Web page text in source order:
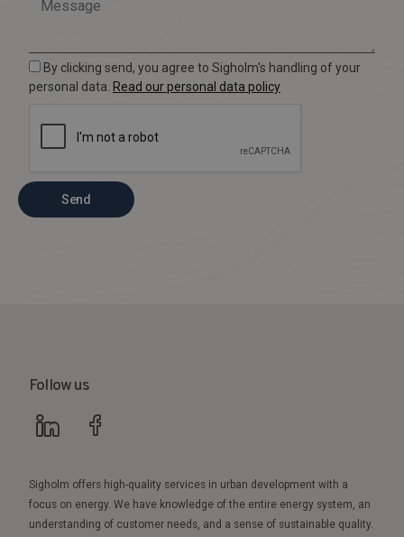
By clicking send, you agree to Sigholm's handling of your
personal data. Read our personal data policy
Send
Follow us
Sigholm offers high-quality services in urban development with a
focus on energy. We have knowledge of the entire energy system, an
understanding of customer needs, and a sense of sustainable quality.